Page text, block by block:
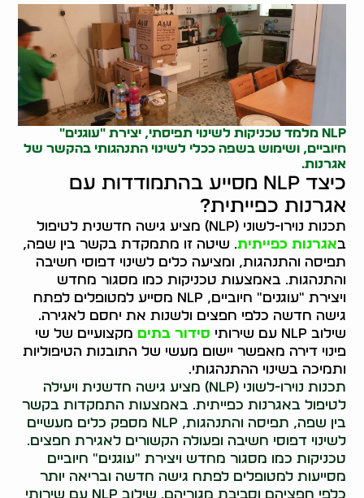
NLP מלמד טכניקות לשינוי תפיסתי, יצירת "עוגנים"
חיוביים, ושימוש בשפה ככלי לשינוי התנהגותי בהקשר של
אגרנות.
כיצד NLP מסייע בהתמודדות עם
אגרנות כפייתית?
תכנות נוירו-לשוני (NLP) מציע גישה חדשנית לטיפול
באגרנות כפייתית. שיטה זו מתמקדת בקשר בין שפה,
תפיסה והתנהגות, ומציעה כלים לשינוי דפוסי חשיבה
והתנהגות. באמצעות טכניקות כמו מסגור מחדש
ויצירת "עוגנים" חיוביים, NLP מסייע למטופלים לפתח
גישה חדשה כלפי חפצים ולשנות את יחסם לאגירה.
שילוב NLP עם שירותי
סידור בתים מקצועיים של שי
פינוי דירה מאפשר יישום מעשי של התובנות הטיפוליות
ותמיכה בשינוי ההתנהגותי.
תכנות נוירו-לשוני (NLP) מציע גישה חדשנית ויעילה
לטיפול באגרנות כפייתית. באמצעות התמקדות בקשר
בין שפה, תפיסה והתנהגות, NLP מספק כלים מעשיים
לשינוי דפוסי חשיבה ופעולה הקשורים לאגירת חפצים.
טכניקות כמו מסגור מחדש ויצירת "עוגנים" חיוביים
מסייעות למטופלים לפתח גישה חדשה ובריאה יותר
כלפי חפציהם וסביבת מגוריהם. שילוב NLP עם שירותי